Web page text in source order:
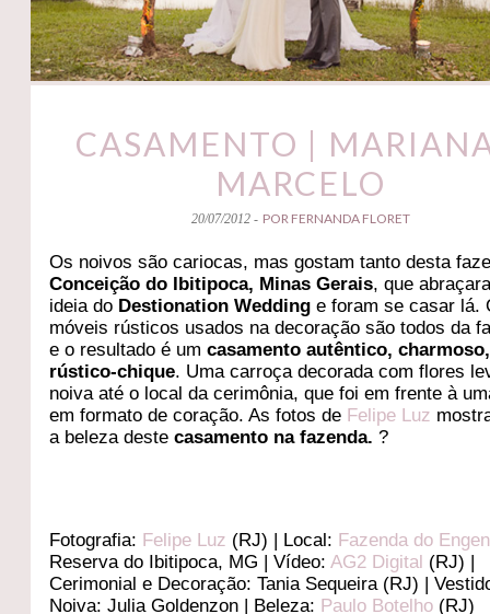
CASAMENTO |
MARCELO
20/07/2012 - POR FERNANDA FLORET
Os noivos são cariocas, mas gostam tanto desta
Conceição do Ibitipoca, Minas Gerais, que
ideia do Destionation Wedding e foram se casar lá.
móveis rústicos usados na decoração são todos da
e o resultado é umcasamento autêntico, charmoso,
rústico-chique. Uma carroça decorada com flores
noiva até o local da cerimônia, que foi em frente à
em formato de coração. As fotos de Felipe Luz
a beleza destecasamento na fazenda. ?
Fotografia: Felipe Luz (RJ) | Local: Fazenda do
Reserva do Ibitipoca, MG | Vídeo:AG2 Digital (RJ) |
Cerimonial e Decoração: Tania Sequeira (RJ) |
Noiva: Julia Goldenzon | Beleza: Paulo Botelho (RJ)